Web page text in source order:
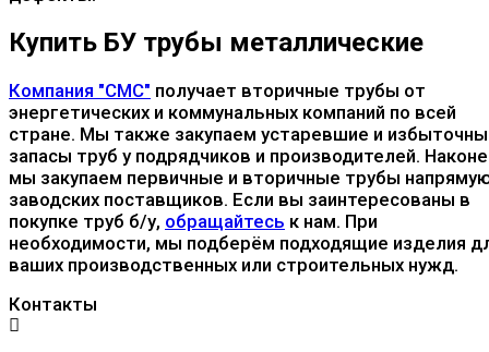
Купить БУ трубы металлические
Компания "СМС" получает вторичные трубы от
энергетических и коммунальных компаний по всей
стране. Мы также закупаем устаревшие и
запасы труб у подрядчиков и производителей.
мы закупаем первичные и вторичные трубы
заводских поставщиков. Если вы заинтересованы в
покупке труб б/у, обращайтесь к нам. При
необходимости, мы подберём подходящие изделия
ваших производственных или строительных нужд.
Контакты